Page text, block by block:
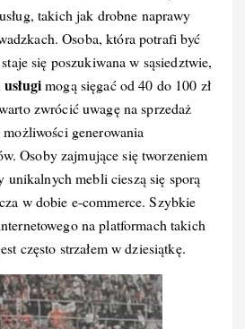
takich jak drobne naprawy
Osoba, która potrafi być
się poszukiwana w sąsiedztwie,
mogą sięgać od 40 do 100 zł
zwrócić uwagę na sprzedaż
generowania
Osoby zajmujące się tworzeniem
mebli cieszą się sporą
w dobie e-commerce. Szybkie
na platformach takich
często strzałem w dziesiątkę.